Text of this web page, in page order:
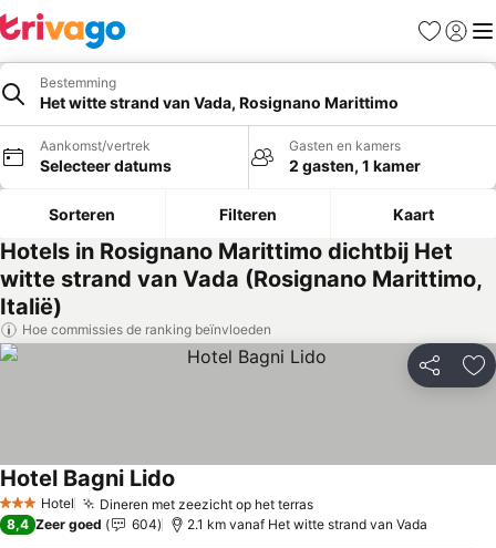
Favorieten
Bestemming
Het witte strand van Vada, Rosignano Marittimo
Aankomst/vertrek
Selecteer datums
Gasten en kamers
2 gasten, 1 kamer
Sorteren Filteren Kaart
Hotels in Rosignano Marittimo dichtbij Het
witte strand van Vada (Rosignano Marittimo,
Italië)
Hoe commissies de ranking beïnvloeden
Delen
3 SterrenHotel Dineren met zeezicht op het terras
Hotel Bagni Lido
8,4 Zeer goed 604 2.1 km vanaf Het witte strand van Vada